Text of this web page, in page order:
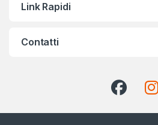
Link Rapidi
Contatti